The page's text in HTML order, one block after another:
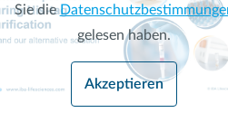
Sie die
gelesen haben.
Akzeptieren